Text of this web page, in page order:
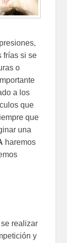
frías si se
o
a los
que
que
una
haremos
realizar
y